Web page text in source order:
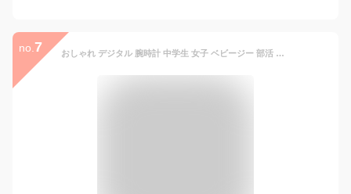
no. 7 おしゃれ デジタル 腕時計 中学生 女子 ベビージー 部活 陸上競技 防水 頑丈 学校 女性向け 見やすい 日付けカレンダー BabyG 腕時計 レディース 防水 スポーツ CASIO カシオ 時計 ベイビーG BABY-G 黒 白 [ アナデジ ベビーG ] 新生活 プレゼント クリスマス 2024 旅行